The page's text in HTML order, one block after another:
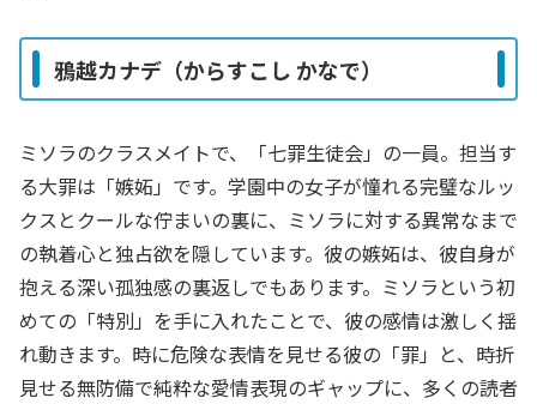
鴉越カナデ（からすこし かなで）
ミソラのクラスメイトで、「七罪生徒会」の一員。担当す
る大罪は「嫉妬」です。学園中の女子が憧れる完璧なルッ
クスとクールな佇まいの裏に、ミソラに対する異常なまで
の執着心と独占欲を隠しています。彼の嫉妬は、彼自身が
抱える深い孤独感の裏返しでもあります。ミソラという初
めての「特別」を手に入れたことで、彼の感情は激しく揺
れ動きます。時に危険な表情を見せる彼の「罪」と、時折
見せる無防備で純粋な愛情表現のギャップに、多くの読者